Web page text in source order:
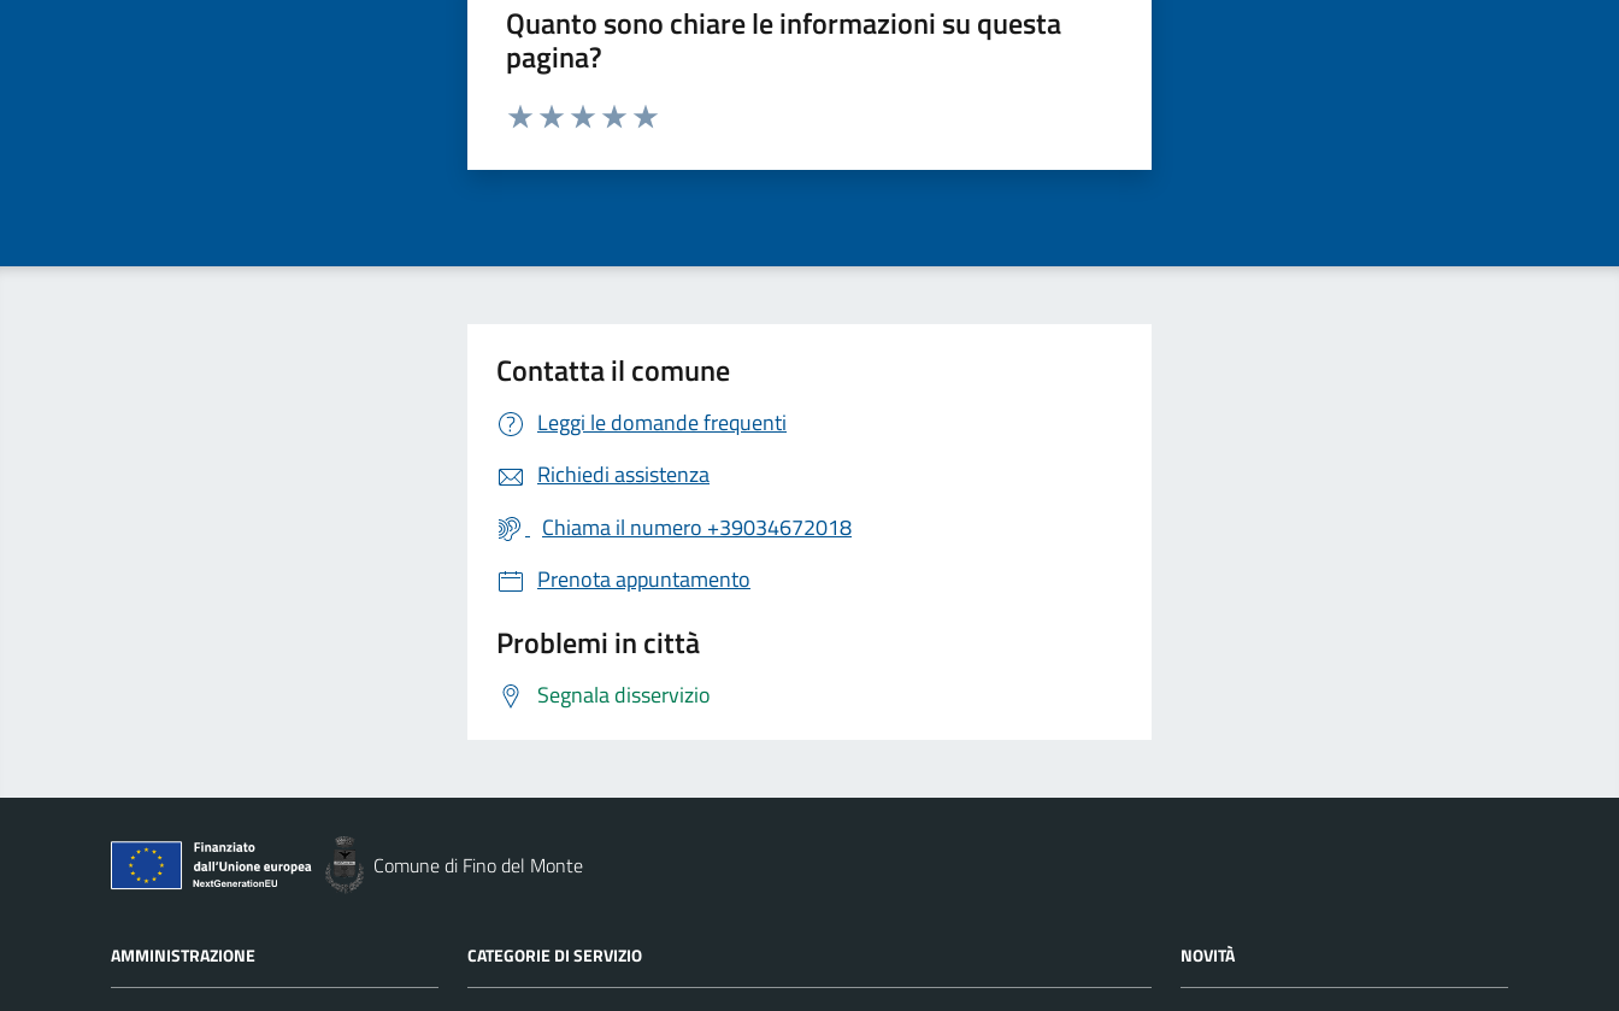
Quanto sono chiare le informazioni su questa
pagina?
Valuta da 1 a 5 stelle la pagina
Contatta il comune
Leggi le domande frequenti
Richiedi assistenza
Chiama il numero +39034672018
Prenota appuntamento
Problemi in città
Segnala disservizio
Comune di Fino del Monte
AMMINISTRAZIONE CATEGORIE DI SERVIZIO NOVITÀ